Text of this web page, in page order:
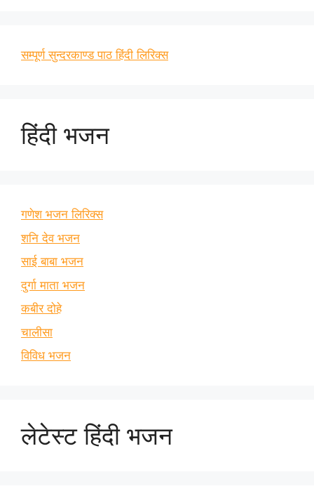
सम्पूर्ण सुन्दरकाण्ड पाठ हिंदी लिरिक्स
हिंदी भजन
गणेश भजन लिरिक्स
शनि देव भजन
साई बाबा भजन
दुर्गा माता भजन
कबीर दोहे
चालीसा
विविध भजन
लेटेस्ट हिंदी भजन